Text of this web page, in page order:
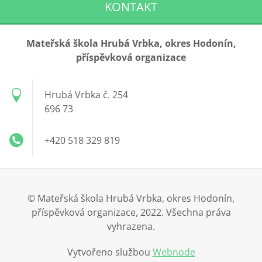
KONTAKT
Mateřská škola Hrubá Vrbka, okres Hodonín,
příspěvková organizace
Hrubá Vrbka č. 254
696 73
+420 518 329 819
© Mateřská škola Hrubá Vrbka, okres Hodonín,
příspěvková organizace, 2022. Všechna práva
vyhrazena.
Vytvořeno službou Webnode